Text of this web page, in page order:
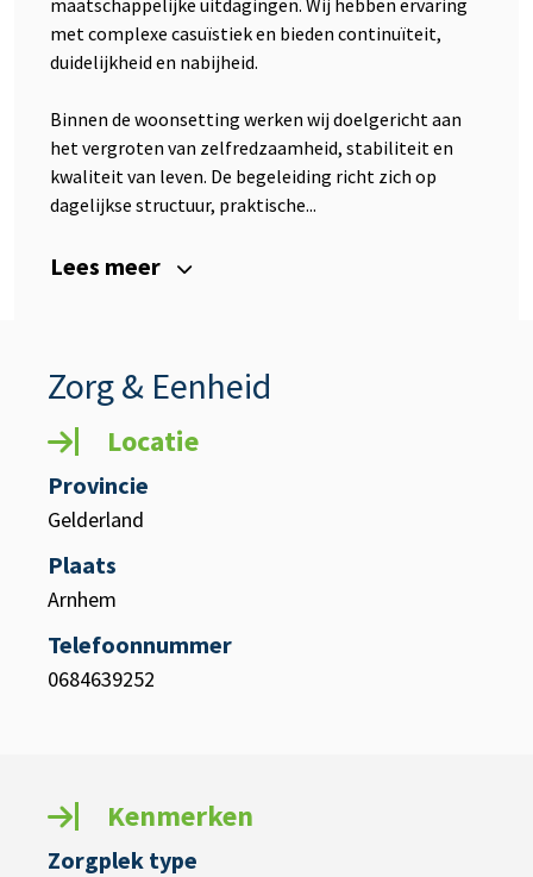
maatschappelijke uitdagingen. Wij hebben ervaring
met complexe casuïstiek en bieden continuïteit,
duidelijkheid en nabijheid.
Binnen de woonsetting werken wij doelgericht aan
het vergroten van zelfredzaamheid, stabiliteit en
kwaliteit van leven. De begeleiding richt zich op
dagelijkse structuur, praktische...
Lees meer
Zorg & Eenheid
Locatie
Provincie
Gelderland
Plaats
Arnhem
Telefoonnummer
0684639252
Kenmerken
Zorgplek type